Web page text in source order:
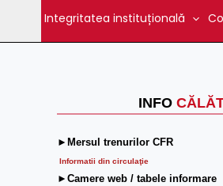
Integritatea instituțională
INFO
►Mersul trenurilor CFR
Informatii din circulaţie
►Camere web / tabele informare